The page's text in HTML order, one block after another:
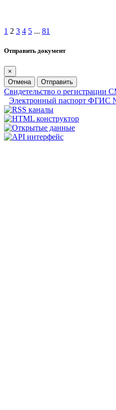
1 2 3 4 5 ... 81
Отправить документ
×
Отмена
Отправить
Свидетельство о
Электронный паспорт ФГИС